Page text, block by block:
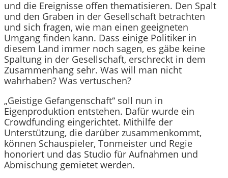
und die Ereignisse offen thematisieren. Den Spalt
und den Graben in der Gesellschaft betrachten
und sich fragen, wie man einen geeigneten
Umgang finden kann. Dass einige Politiker in
diesem Land immer noch sagen, es gäbe keine
Spaltung in der Gesellschaft, erschreckt in dem
Zusammenhang sehr. Was will man nicht
wahrhaben? Was vertuschen?
„Geistige Gefangenschaft“ soll nun in
Eigenproduktion entstehen. Dafür wurde ein
Crowdfunding eingerichtet. Mithilfe der
Unterstützung, die darüber zusammenkommt,
können Schauspieler, Tonmeister und Regie
honoriert und das Studio für Aufnahmen und
Abmischung gemietet werden.